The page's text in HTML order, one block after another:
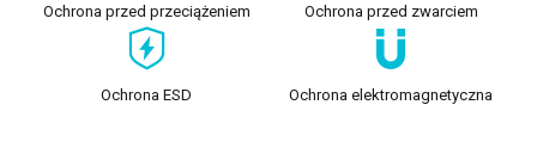
Ochrona przed przeciążeniem Ochrona przed zwarciem
Ochrona ESD Ochrona elektromagnetyczna